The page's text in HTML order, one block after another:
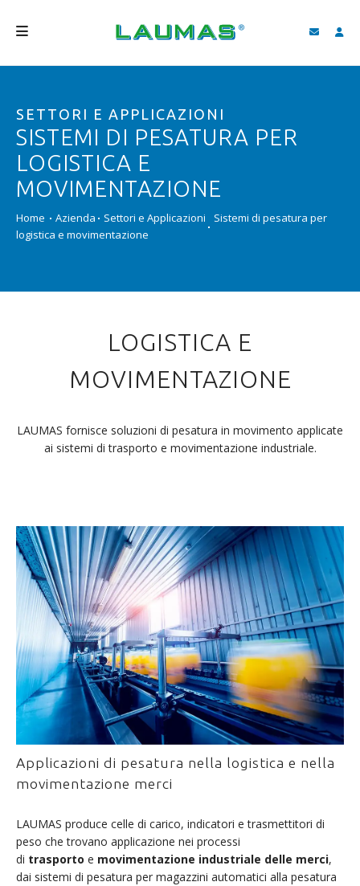
PRODOTTI
SERVIZI
ASSISTENZA E DOWNLOAD
VIDEO
SETTORI E APPLICAZIONI
SISTEMI DI PESATURA PER
LOGISTICA E
MOVIMENTAZIONE
Home Azienda Settori e Applicazioni
Sistemi di pesatura per
logistica e movimentazione
LOGISTICA E
MOVIMENTAZIONE
LAUMAS fornisce soluzioni di pesatura in movimento applicate
ai sistemi di trasporto e movimentazione industriale.
Applicazioni di pesatura nella logistica e nella
movimentazione merci
LAUMAS produce celle di carico, indicatori e trasmettitori di
peso che trovano applicazione nei processi
di trasporto e movimentazione industriale delle merci,
dai sistemi di pesatura per magazzini automatici alla pesatura